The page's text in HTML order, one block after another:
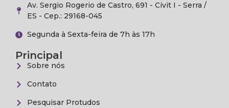
Av. Sergio Rogerio de Castro, 691 - Civit I - Serra /
ES - Cep.: 29168-045
Segunda à Sexta-feira de 7h às 17h
Principal
Sobre nós
Contato
Pesquisar Protudos